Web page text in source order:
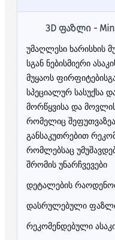
3D ფაზლი -
უმაღლესი ხარისხის
სგან ნებისმიერი
მუყაოს
სპეციალურ სასუქსა
მორწყვისა და
რომელიც
განსაკუთრებით
რომლებსაც
შრომის უნარჩვევები
დეტალების
დასრულებული
რეკომენდებული